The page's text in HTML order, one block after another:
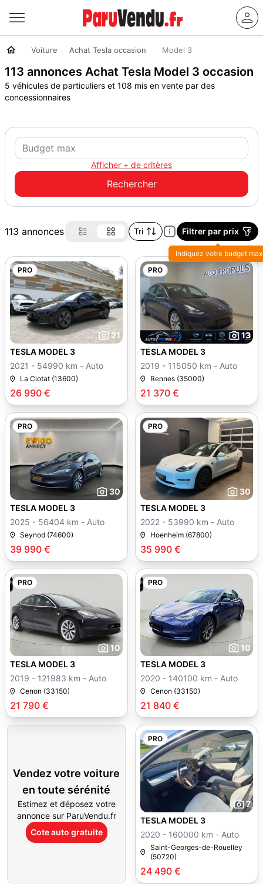
Voiture Achat Tesla occasion Model 3
113 annonces Achat Tesla Model 3 occasion
5 véhicules de particuliers et 108 mis en vente par des
concessionnaires
Afficher + de critères
113 annonces Tri Filtrer par prix
Indiquez votre budget max
PRO
21
26 990 €
TESLA MODEL 3
2021 - 54990 km - Auto
La Ciotat (13600)
PRO
13
21 370 €
TESLA MODEL 3
2019 - 115050 km - Auto
Rennes (35000)
PRO
30
39 990 €
TESLA MODEL 3
2025 - 56404 km - Auto
Seynod (74600)
PRO
30
35 990 €
TESLA MODEL 3
2022 - 53990 km - Auto
Hoenheim (67800)
PRO
10
21 790 €
TESLA MODEL 3
2019 - 121983 km - Auto
Cenon (33150)
PRO
10
21 840 €
TESLA MODEL 3
2020 - 140100 km - Auto
Cenon (33150)
Vendez votre voiture
en toute sérénité
Estimez et déposez votre
annonce sur ParuVendu.fr
Cote auto gratuite
PRO
7
24 490 €
TESLA MODEL 3
2020 - 160000 km - Auto
Saint-Georges-de-Rouelley
(50720)